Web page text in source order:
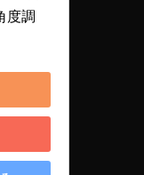
度調